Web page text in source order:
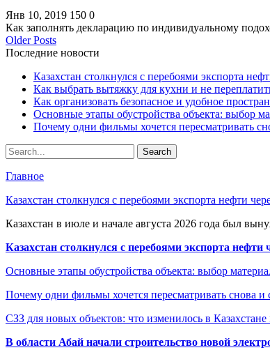
Янв 10, 2019 150 0
Как заполнять декларацию по индивидуальному
Older Posts
Последние новости
Казахстан столкнулся с перебоями экспорта
Как выбрать вытяжку для кухни и не
Как организовать безопасное и удобное
Основные этапы обустройства объекта: выбор
Почему одни фильмы хочется пересматривать
Главное
Казахстан столкнулся с перебоями экспорта нефти
Казахстан в июле и начале августа 2026 года был
Казахстан столкнулся с перебоями экспорта нефти
Основные этапы обустройства объекта: выбор
Почему одни фильмы хочется пересматривать снова и
СЗЗ для новых объектов: что изменилось в Казахстане
В области Абай начали строительство новой